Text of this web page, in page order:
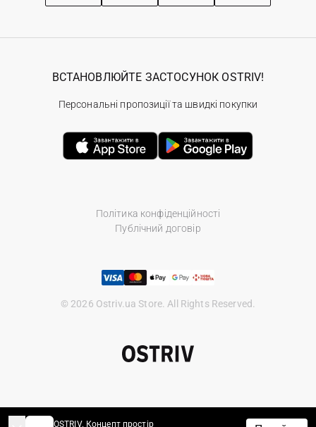
Політика конфіденційності
Публічний договір
© 2026 Ostriv.ua Store. All Rights Reserved.
ВСТАНОВЛЮЙТЕ ЗАСТОСУНОК OSTRIV!
Персональні пропозиції та швидкі покупки
OSTRIV. Концепт простір